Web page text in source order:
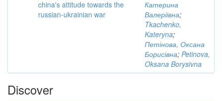
china's attitude towards the
russian-ukrainian war
Катерина
Валеріївна;
Tkachenko,
Kateryna;
Петінова, Оксана
Борисівна; Petinova,
Oksana Borysivna
Discover